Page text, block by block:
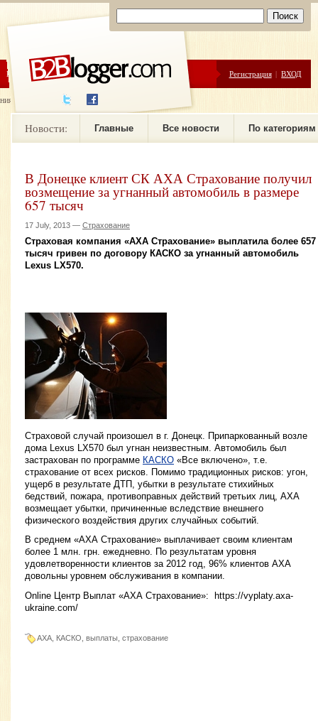
ЦЕНЫ ПОМОЩЬ Регистрация | ВХОД
новостей
Новости: Главные Все новости По категориям
В Донецке клиент СК АХА Страхование получил
возмещение за угнанный автомобиль в размере
657 тысяч
17 July, 2013 — Страхование
Страховая компания «АХА Страхование» выплатила более 657
тысяч гривен по договору КАСКО за угнанный автомобиль
Lexus LX570.
Страховой случай произошел в г. Донецк. Припаркованный возле
дома Lexus LX570 был угнан неизвестным. Автомобиль был
застрахован по программе КАСКО «Все включено», т.е.
страхование от всех рисков. Помимо традиционных рисков: угон,
ущерб в результате ДТП, убытки в результате стихийных
бедствий, пожара, противоправных действий третьих лиц, АХА
возмещает убытки, причиненные вследствие внешнего
физического воздействия других случайных событий.
В среднем «АХА Страхование» выплачивает своим клиентам
более 1 млн. грн. ежедневно. По результатам уровня
удовлетворенности клиентов за 2012 год, 96% клиентов АХА
довольны уровнем обслуживания в компании.
Online Центр Выплат «АХА Страхование»: https://vyplaty.axa-
ukraine.com/
AXA, КАСКО, выплаты, страхование